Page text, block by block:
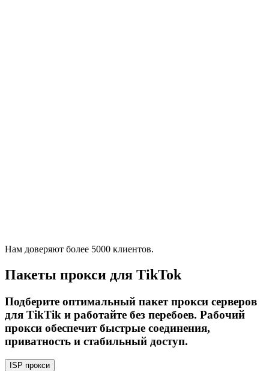
Нам доверяют более 5000 клиентов.
Пакеты прокси для TikTok
Подберите оптимальный пакет прокси серверов
для TikTik и работайте без перебоев. Рабочий
прокси обеспечит быстрые соединения,
приватность и стабильный доступ.
ISP прокси